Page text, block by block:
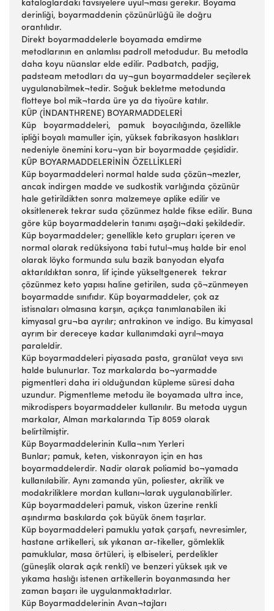
kataloglardaki tavsiyelere uyul¬ması gerekir. Boyama
derinliği, boyarmaddenin çözünürlüğü ile doğru
orantılıdır.
Direkt boyarmaddelerle boyamada emdirme
metodlarının en anlamlısı padroll metodudur. Bu metodla
daha koyu nüanslar elde edilir. Padbatch, padjig,
padsteam metodları da uy¬gun boyarmaddeler seçilerek
uygulanabilmek¬tedir. Soğuk bekletme metodunda
flotteye bol mik¬tarda üre ya da tiyoüre katılır.
KÜP (İNDANTHRENE) BOYARMADDELERİ
Küp boyarmaddeleri, pamuk boyacılığında, özellikle
ipliği boyalı mamuller için, yüksek fabrikasyon haslıkları
nedeniyle önemini koru¬yan bir boyarmadde çeşididir.
KÜP BOYARMADDELERİNİN ÖZELLİKLERİ
Küp boyarmaddeleri normal halde suda çözün¬mezler,
ancak indirgen madde ve sudkostik varlığında çözünür
hale getirildikten sonra malzemeye aplike edilir ve
oksitlenerek tekrar suda çözünmez halde fikse edilir. Buna
göre küp boyarmaddelerin tanımı aşağı¬daki şekildedir.
Küp boyarmaddeler; genellikle keto grupları içeren ve
normal olarak redüksiyona tabi tutul¬muş halde bir enol
olarak löyko formunda sulu bazik banyodan elyafa
aktarıldıktan sonra, lif içinde yükseltgenerek tekrar
çözünmez keto yapısı haline getirilen, suda çö¬zünmeyen
boyarmadde sınıfıdır. Küp boyarmaddeler, çok az
istisnaları olmasına karşın, açıkça tanımlanabilen iki
kimyasal gru¬ba ayrılır; antrakinon ve indigo. Bu kimyasal
ayrım bir dereceye kadar kullanımdaki ayrıl¬maya
paraleldir.
Küp boyarmaddeleri piyasada pasta, granülat veya sıvı
halde bulunurlar. Toz markalarda bo¬yarmadde
pigmentleri daha iri olduğundan küpleme süresi daha
uzundur. Pigmentleme metodu ile boyamada ultra ince,
mikrodispers boyarmaddeler kullanılır. Bu metoda uygun
markalar, Alman markalarında Tip 8059 olarak
belirtilmiştir.
Küp Boyarmaddelerinin Kulla¬nım Yerleri
Bunlar; pamuk, keten, viskonrayon için en has
boyarmaddelerdir. Nadir olarak poliamid bo¬yamada
kullanılabilir. Aynı zamanda yün, poliester, akrilik ve
modakriliklere mordan kullanı¬larak uygulanabilirler.
Küp boyarmaddeleri pamuk, viskon üzerine renkli
aşındırma baskılarda çok büyük önem taşırlar.
Küp boyarmaddeleri pamuklu yatak çarşafı, nevresimler,
hastane artikelleri, sık yıkanan ar-tikeller, gömleklik
pamuklular, masa örtüleri, iş elbiseleri, perdelikler
(güneşlik olarak açık renkli) ve benzeri yüksek ışık ve
yıkama haslığı istenen artikellerin boyanmasında her
zaman başarı ile uygulanmaktadırlar.
Küp Boyarmaddelerinin Avan¬tajları